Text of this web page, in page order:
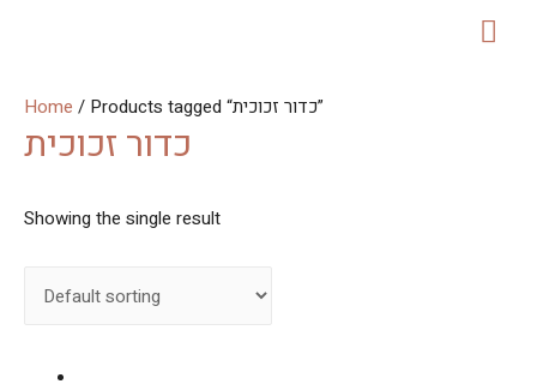
Home / Products tagged “כדור זכוכית”
כדור זכוכית
Showing the single result